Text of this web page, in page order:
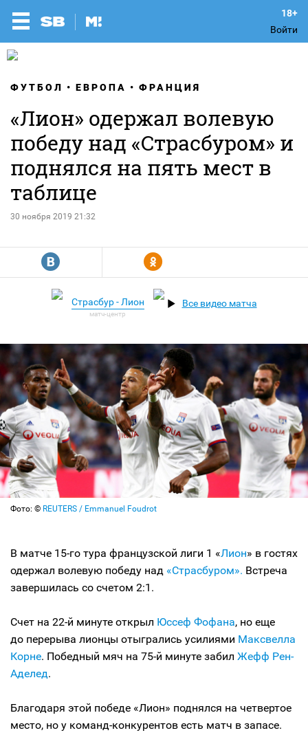
Войти
ФУТБОЛ ЕВРОПА ФРАНЦИЯ
«Лион» одержал волевую
победу над «Страсбуром» и
поднялся на пять мест в
таблице
30 ноября 2019 21:32
R Y
Страсбур - Лион Все видео матча
Фото: © REUTERS / Emmanuel Foudrot
В матче 15-го тура французской лиги 1 «Лион» в гостях
одержал волевую победу над «Страсбуром». Встреча
завершилась со счетом 2:1.
Счет на 22-й минуте открыл Юссеф Фофана, но еще
до перерыва лионцы отыгрались усилиями Максвелла
Корне. Победный мяч на 75-й минуте забил Жефф Рен-
Аделед.
Благодаря этой победе «Лион» поднялся на четвертое
место, но у команд-конкурентов есть матч в запасе.